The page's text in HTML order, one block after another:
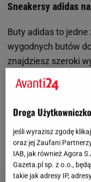
Sneakersy adidas
Buty adidas to
wygodnych butów
znajdziesz szeroki
więcej - wiele z nich
Co polecamy?
zużycie i
idealny wybór dla
design doskonale
Droga
jeśli wyrazisz zgodę
oraz jej Zaufani
IAB, jak również Agora
Gazeta.pl sp. z o.o.,
takie jak adresy IP,